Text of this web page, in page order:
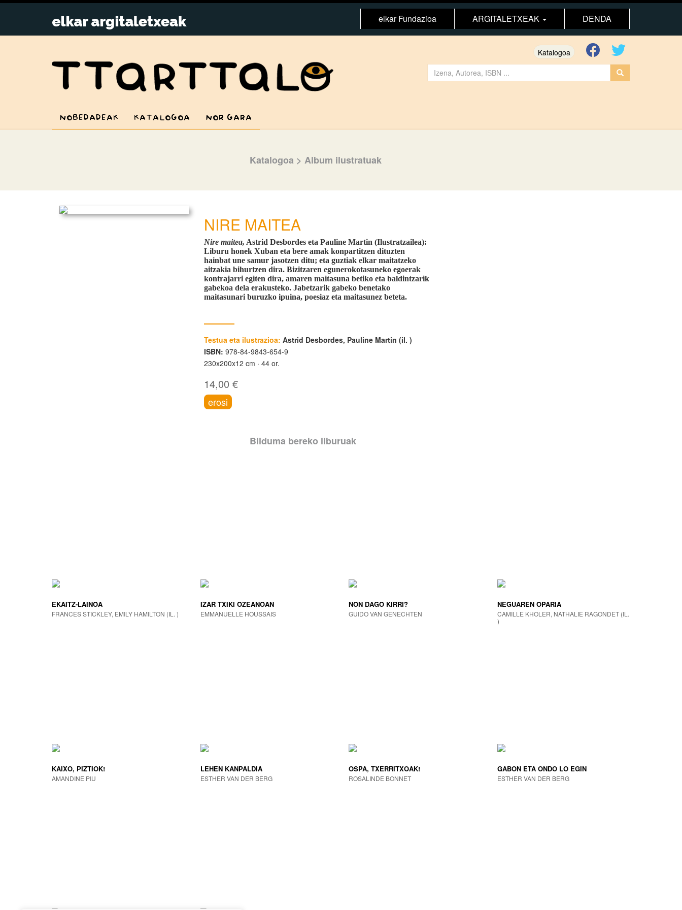
elkar Fundazioa ARGITALETXEAK DENDA
Katalogoa
NOBEDADEAK KATALOGOA NOR GARA
Katalogoa > Album ilustratuak
NIRE MAITEA
Nire maitea, Astrid Desbordes eta Pauline Martin (Ilustratzailea):
Liburu honek Xuban eta bere amak konpartitzen dituzten
hainbat une samur jasotzen ditu; eta guztiak elkar maitatzeko
aitzakia bihurtzen dira. Bizitzaren egunerokotasuneko egoerak
kontrajarri egiten dira, amaren maitasuna betiko eta baldintzarik
gabekoa dela erakusteko. Jabetzarik gabeko benetako
maitasunari buruzko ipuina, poesiaz eta maitasunez beteta.
Testua eta ilustrazioa: Astrid Desbordes, Pauline Martin (il. )
ISBN: 978-84-9843-654-9
230x200x12 cm
44 or.
14,00 €
erosi
Bilduma bereko liburuak
EKAITZ-LAINOA
FRANCES STICKLEY, EMILY HAMILTON (IL. )
IZAR TXIKI OZEANOAN
EMMANUELLE HOUSSAIS
NON DAGO KIRRI?
GUIDO VAN GENECHTEN
NEGUAREN OPARIA
CAMILLE KHOLER, NATHALIE RAGONDET (IL.
)
KAIXO, PIZTIOK!
AMANDINE PIU
LEHEN KANPALDIA
ESTHER VAN DER BERG
OSPA, TXERRITXOAK!
ROSALINDE BONNET
GABON ETA ONDO LO EGIN
ESTHER VAN DER BERG